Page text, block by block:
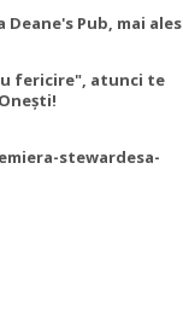
Pub, mai ales
fericire", atunci te
stewardesa-